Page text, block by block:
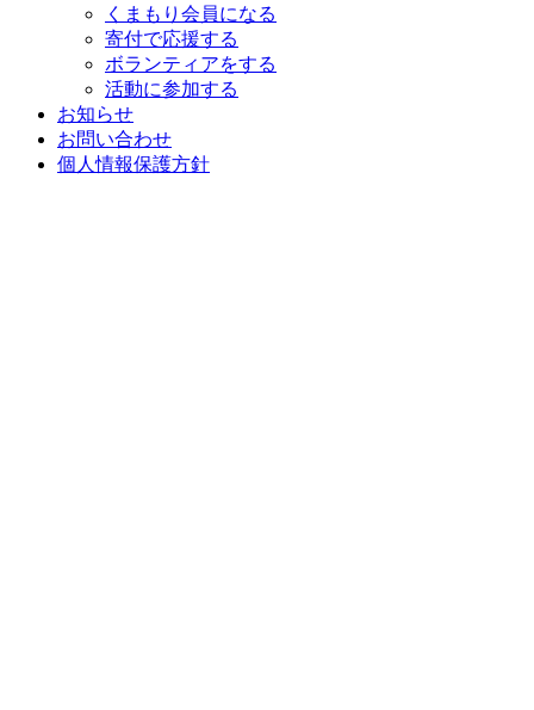
くまもり会員になる
寄付で応援する
ボランティアをする
活動に参加する
お知らせ
お問い合わせ
個人情報保護方針